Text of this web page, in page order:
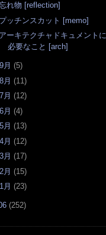
れ物 [reflection]
プッチンスカット [memo]
アーキテクチャドキュメントに
必要なこと [arch]
9月 (5)
8月 (11 )
7月 (12)
6月 (4)
5月 (13)
4月 (12)
3月 (17)
2月 (15)
1月 (23)
(252)